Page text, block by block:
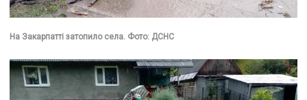
На Закарпатті затопило села. Фото: ДСНС